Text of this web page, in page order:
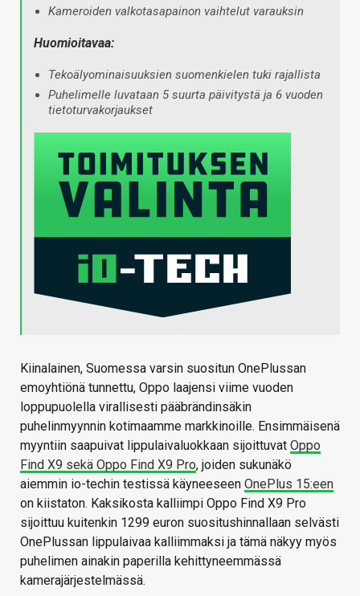
Kameroiden valkotasapainon vaihtelut varauksin
Huomioitavaa:
Tekoälyominaisuuksien suomenkielen tuki rajallista
Puhelimelle luvataan 5 suurta päivitystä ja 6 vuoden
tietoturvakorjaukset
Kiinalainen, Suomessa varsin suositun OnePlussan
emoyhtiönä tunnettu, Oppo laajensi viime vuoden
loppupuolella virallisesti pääbrändinsäkin
puhelinmyynnin kotimaamme markkinoille. Ensimmäisenä
myyntiin saapuivat lippulaivaluokkaan sijoittuvat Oppo
Find X9 sekä Oppo Find X9 Pro, joiden sukunäkö
aiemmin io-techin testissä käyneeseen OnePlus 15:een
on kiistaton. Kaksikosta kalliimpi Oppo Find X9 Pro
sijoittuu kuitenkin 1299 euron suositushinnallaan selvästi
OnePlussan lippulaivaa kalliimmaksi ja tämä näkyy myös
puhelimen ainakin paperilla kehittyneemmässä
kamerajärjestelmässä.